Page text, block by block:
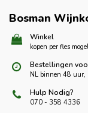
Bosman
Winkel
kopen per fles
Bestellingen
NL binnen 48 uur,
Hulp Nodig?
070 - 358 4336